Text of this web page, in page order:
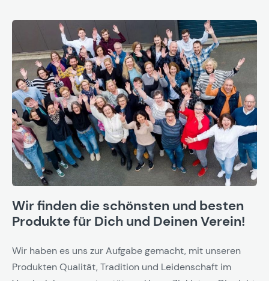
Wir finden die schönsten und besten
Produkte für Dich und Deinen Verein!
Wir haben es uns zur Aufgabe gemacht, mit unseren
Produkten Qualität, Tradition und Leidenschaft im